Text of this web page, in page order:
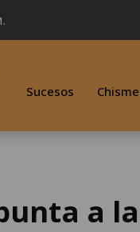
Sucesos
a